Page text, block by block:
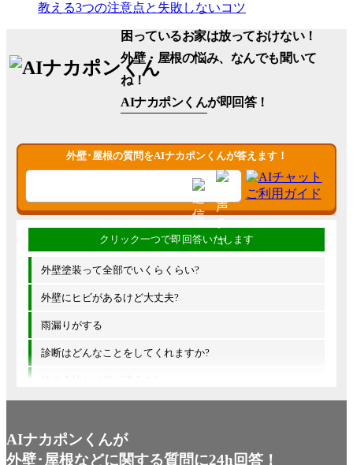
教える3つの注意点と失敗しないコツ
困っているお家は放っておけない！
外壁・屋根の悩み、なんでも聞いて
ね！
AIナカポンくんが即回答！
外壁･屋根の質問をAIナカポンくんが答えます！
外壁塗装って全部でいくらくらい?
外壁にヒビがあるけど大丈夫?
雨漏りがする
診断はどんなことをしてくれますか?
他の会社とは何が違うの?
AIナカポンくんが
外壁･屋根などに関する質問に24h回答！